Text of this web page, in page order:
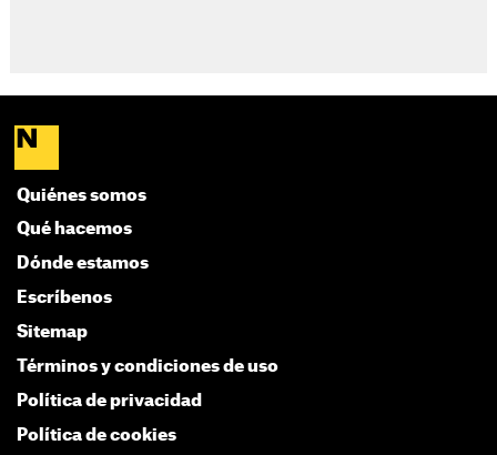
Quiénes somos
Qué hacemos
Dónde estamos
Escríbenos
Sitemap
Términos y condiciones de uso
Política de privacidad
Política de cookies